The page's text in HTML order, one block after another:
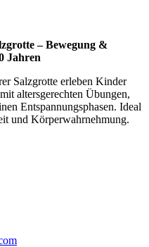
– Bewegung &
Jahren
Salzgrotte erleben Kinder
altersgerechten Übungen,
Entspannungsphasen. Ideal
und Körperwahrnehmung.